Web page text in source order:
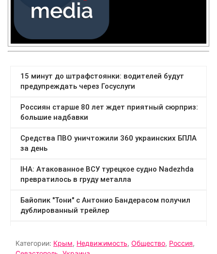
Категории: Крым, Недвижимость, Общество, Россия,